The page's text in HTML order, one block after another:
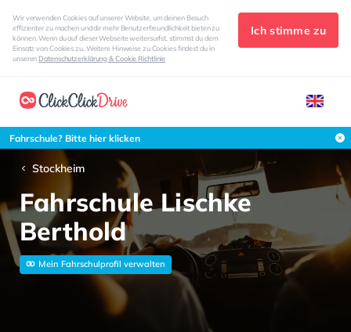
Wir verwenden Cookies auf unserer Website, um deinen Besuch
effizienter zu machen und dir mehr Benutzerfreundlichkeit bieten zu
können. Wenn du auf dieser Webseite weitersurfst, stimmst du dem
Einsatz von Cookies zu. Weitere Hinweise zu Cookies findest du in
unserenDatenschutzerklärung & Cookie Richtlinie
Ich stimme zu
Fahrschule? Bitte hier klicken
Stockheim
Fahrschule Lischke
Berthold
Mein Fahrschulprofil verwalten